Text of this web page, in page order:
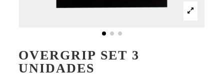
OVERGRIP SET 3
UNIDADES